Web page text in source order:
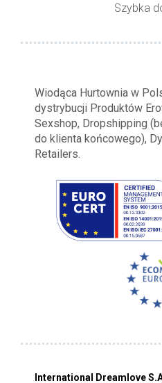
Szybka
Wiodąca Hurtownia w
dystrybucji Produktów
Sexshop, Dropshipping
do klienta końcowego),
Retailers.
International Dreamlove